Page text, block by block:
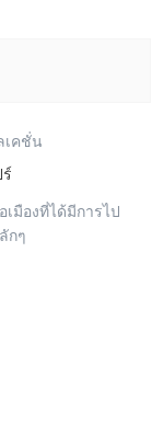
เคชั่น
เมืองที่ได้มีการไป
กๆ